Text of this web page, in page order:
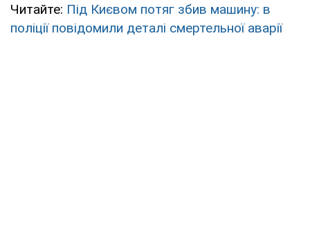
Читайте: Під Києвом потяг збив машину: в
поліції повідомили деталі смертельної аварії